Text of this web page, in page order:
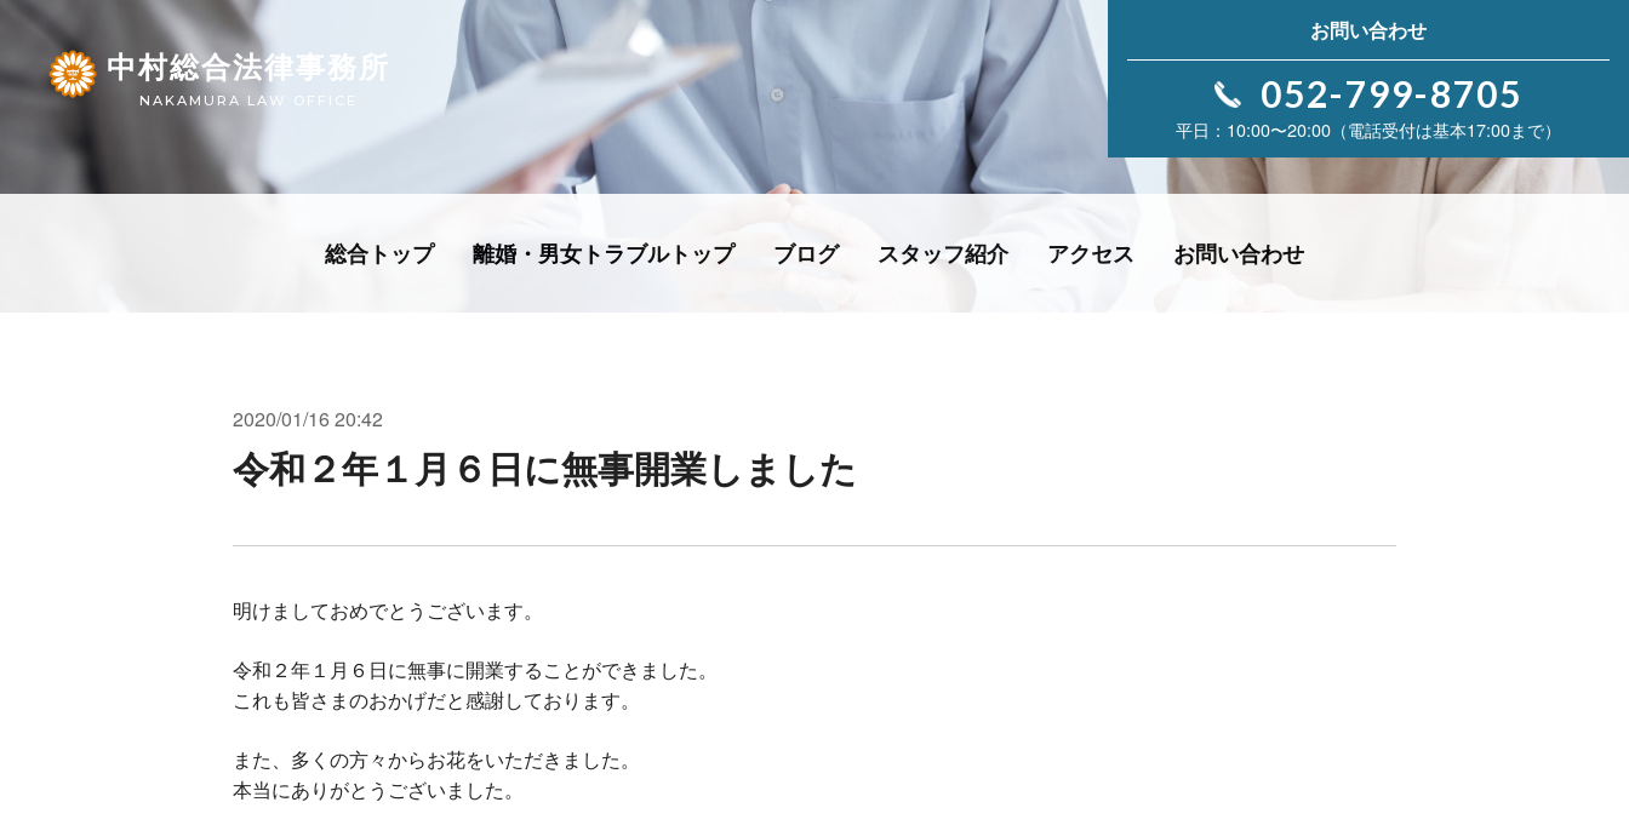
中村総合法律事務所
NAKAMURA LAW OFFICE
総合トップ 離婚・男女トラブルトップ ブログ スタッフ紹介 アクセス お問い合わせ
お問い合わせ
052-799-8705
10:00〜20:00（電話受付は基本17:00まで）
2020/01/16 20:42
令和２年１月６日に無事開業しました
明けましておめでとうございます。
令和２年１月６日に無事に開業することができました。
これも皆さまのおかげだと感謝しております。
また、多くの方々からお花をいただきました。
本当にありがとうございました。